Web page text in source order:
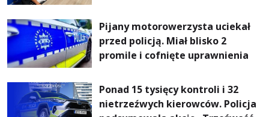
rachunki za energię, lepszy
komfort życia i... czystsze
powietrze
Pijany motorowerzysta uciekał
przed policją. Miał blisko 2
promile i cofnięte uprawnienia
Ponad 15 tysięcy kontroli i 32
nietrzeźwych kierowców. Policja